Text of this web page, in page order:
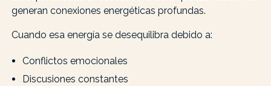
generan conexiones energéticas profundas.
Cuando esa energía se desequilibra debido a:
Conflictos emocionales
Discusiones constantes